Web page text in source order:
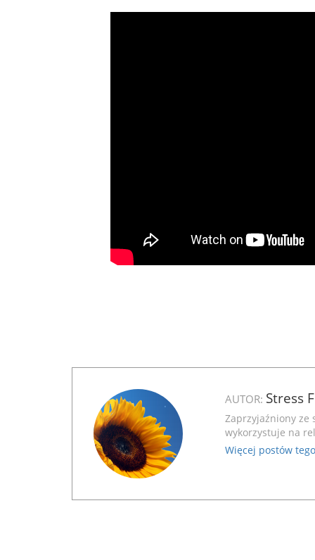
AUTOR: Stress
Zaprzyjaźniony ze
wykorzystuje na
Więcej postów